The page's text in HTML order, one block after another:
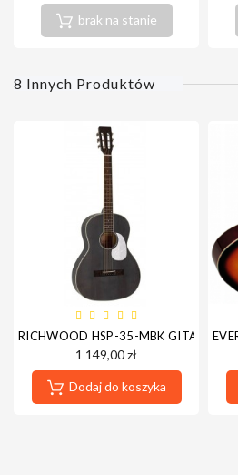
brak na stanie
8 Innych Produktów
RICHWOOD HSP-35-MBK GITARA
1 149,00 zł
Dodaj do koszyka